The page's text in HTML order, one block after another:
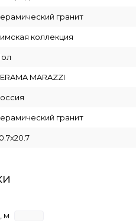
гранит
коллекция
MARAZZI
гранит
м